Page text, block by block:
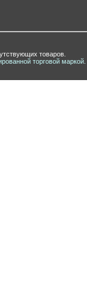
товаров.
торговой